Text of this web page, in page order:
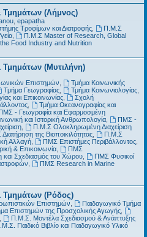
Τμημάτων (Λήμνος)
epapatha
Τροφίμων και Διατροφής,
Π.Μ.Σ
Π.Μ.Σ Master of Research, Global
Food Industry and Nutrition
(Μυτιλήνη)
Επιστημών
Τμήμα Κοινωνικής
Τμήμα Γεωγραφίας, Τμήμα Κοινωνιολογίας,
και Επικοινωνίας,
Σχολή
,
Τμήμα Ωκεανογραφίας και
- Γεωγραφία και Εφαρμοσμένη
και Ιστορική Ανθρωπολογία,
ΠΜΣ -
Π.Μ.Σ Ολοκληρωμένη Διαχείριση
της Βιοποικιλότητας,
Π.Μ.Σ
Αλλαγή
ΠΜΣ Επιστήμες Περιβάλλοντος,
& Επικοινωνία,
ΠΜΣ
Σχεδιασμός του Χώρου
ΠΜΣ Φυσικοί
ΠΜΣ Research in Marine
Τμημάτων (Ρόδος)
Επιστημών
Παιδαγωγικό Τμήμα
Επιστημών της Προσχολικής Αγωγής,
Π.Μ.Σ. Μοντέλα Σχεδιασμού & Ανάπτυξης
Παιδικό Βιβλίο και Παιδαγωγικό Υλικό